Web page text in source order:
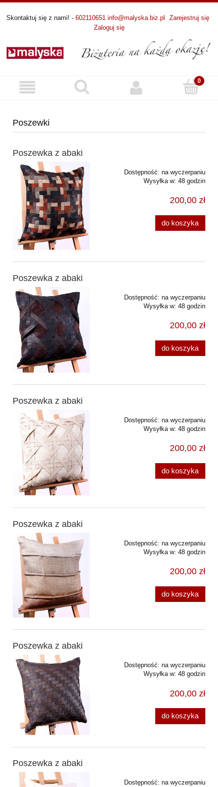
Skontaktuj się z nami! - 602110651 info@malyska.biz.pl
Zarejestruj się
Zaloguj się
Poszewki
Poszewka z abaki
Dostępność: na wyczerpaniu
Wysyłka w: 48 godzin
200,00 zł
do koszyka
Poszewka z abaki
Dostępność: na wyczerpaniu
Wysyłka w: 48 godzin
200,00 zł
do koszyka
Poszewka z abaki
Dostępność: na wyczerpaniu
Wysyłka w: 48 godzin
200,00 zł
do koszyka
Poszewka z abaki
Dostępność: na wyczerpaniu
Wysyłka w: 48 godzin
200,00 zł
do koszyka
Poszewka z abaki
Dostępność: na wyczerpaniu
Wysyłka w: 48 godzin
200,00 zł
do koszyka
Poszewka z abaki
Dostępność: na wyczerpaniu